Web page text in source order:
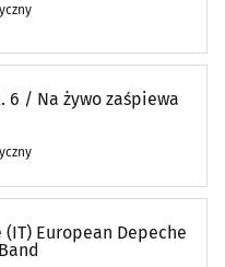
6 / Na żywo zaśpiewa
(IT) European Depeche